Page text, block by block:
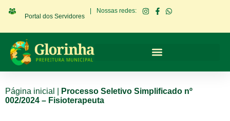
Portal dos Servidores
Nossas redes:
Página inicial
Processo Seletivo Simplificado nº
002/2024 – Fisioterapeuta